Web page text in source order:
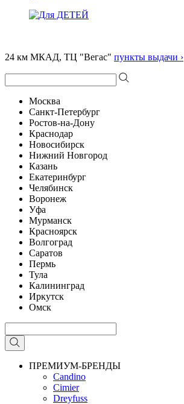
24 км МКАД, ТЦ "Вегас" пункты выдачи ›
Москва
Санкт-Петербург
Ростов-на-Дону
Краснодар
Новосибирск
Нижний Новгород
Казань
Екатеринбург
Челябинск
Воронеж
Уфа
Мурманск
Красноярск
Волгоград
Саратов
Пермь
Тула
Калининград
Иркутск
Омск
ПРЕМИУМ-БРЕНДЫ
Candino
Cimier
Dreyfuss